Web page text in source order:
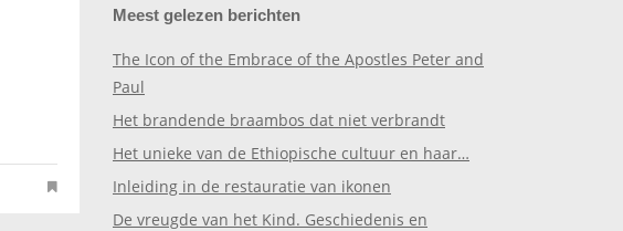
Meest gelezen berichten
The Icon of the Embrace of the Apostles Peter and
Paul
Het brandende braambos dat niet verbrandt
Het unieke van de Ethiopische cultuur en haar…
Inleiding in de restauratie van ikonen
De vreugde van het Kind. Geschiedenis en